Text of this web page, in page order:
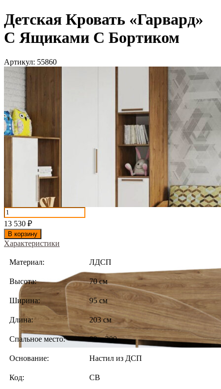
Детская Кровать «Гарвард»
С Ящиками С Бортиком
Артикул: 55860
13 530 ₽
В корзину
Характеристики
Материал: ЛДСП
Высота: 70 см
Ширина: 95 см
Длина: 203 см
Спальное место: 90 х 200
Основание: Настил из ДСП
Код: СВ